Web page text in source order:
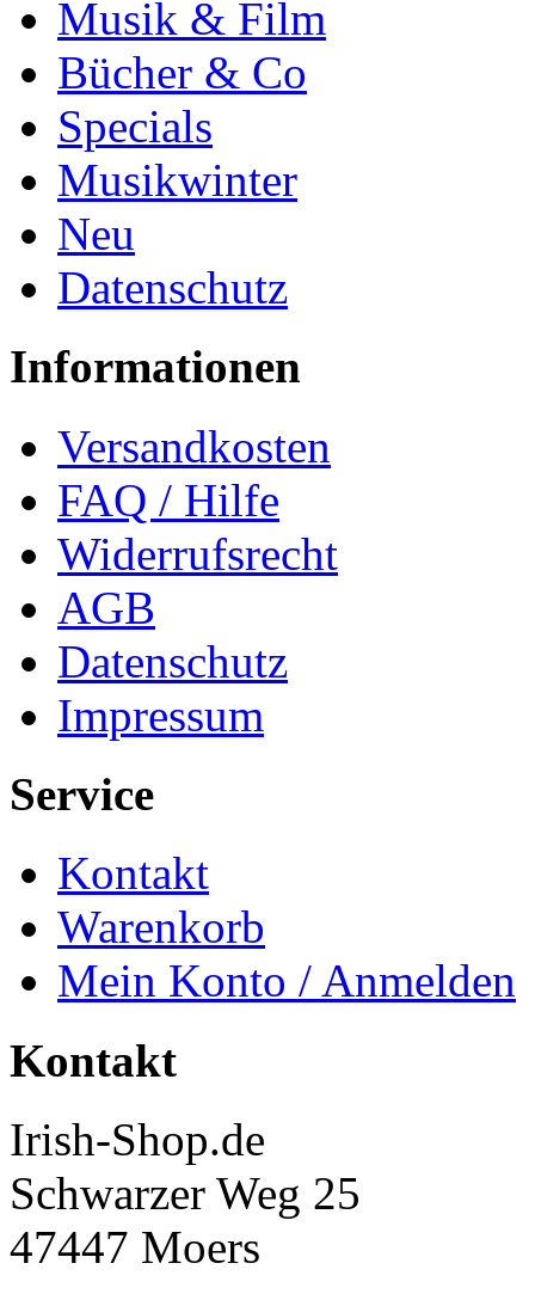
Musik & Film
Bücher & Co
Specials
Musikwinter
Neu
Datenschutz
Informationen
Versandkosten
FAQ / Hilfe
Widerrufsrecht
AGB
Datenschutz
Impressum
Service
Kontakt
Warenkorb
Mein Konto / Anmelden
Kontakt
Irish-Shop.de
Schwarzer Weg 25
47447 Moers